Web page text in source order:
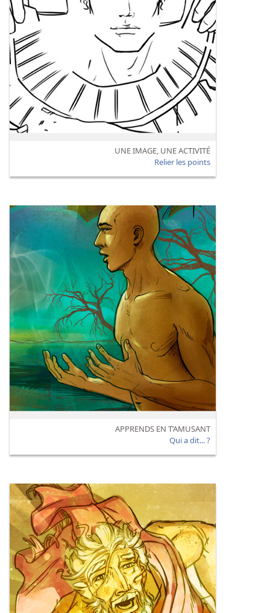
UNE IMAGE, UNE ACTIVITÉ
Relier les points
APPRENDS EN T’AMUSANT
Qui a dit... ?